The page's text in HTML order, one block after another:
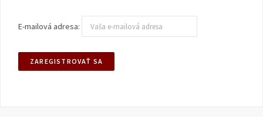
E-mailová adresa: